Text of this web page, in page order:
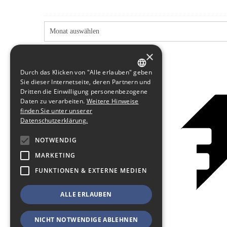
GERMAN
ENGLISH
×
Durch das Klicken von "Alle erlauben" geben
Sie dieser Internetseite, deren Partnern und
Dritten die Einwilligung personenbezogene
Daten zu verarbeiten. Weitere Hinweise
finden Sie unter unserer
Datenschutzerklärung.
NOTWENDIG
MARKETING
FUNKTIONEN & EXTERNE MEDIEN
ALLE ERLAUBEN
NICHT NOTWENDIGE ABLEHNEN